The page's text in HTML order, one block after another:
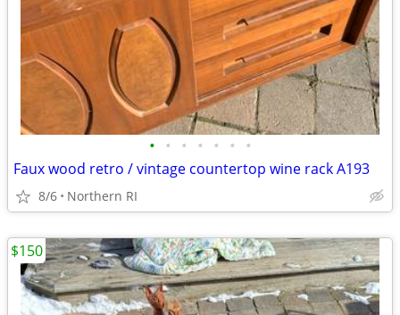
• • • • • • •
Faux wood retro / vintage countertop wine rack A193
8/6 Northern RI
$150